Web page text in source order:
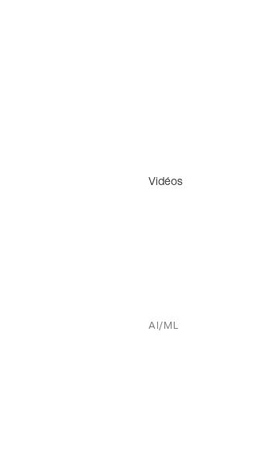
Vidéos
AI/ML